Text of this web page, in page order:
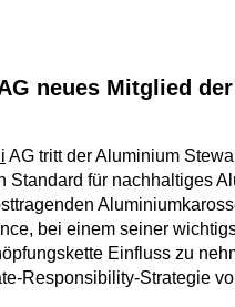
neues Mitglied
AG tritt der Aluminium
Standard für nachhaltiges
bei einem seiner
Einfluss zu
Responsibility-Strategie